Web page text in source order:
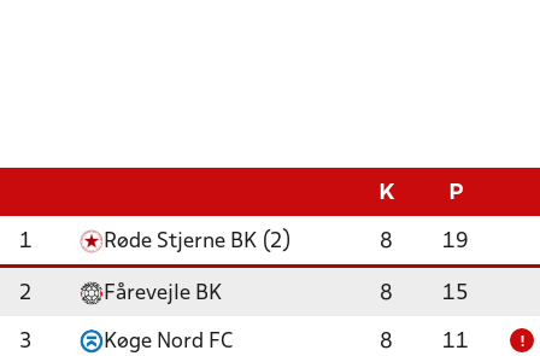
K P
1 Røde Stjerne BK (2) 8 19
2 Fårevejle BK 8 15
3 Køge Nord FC 8 11 !